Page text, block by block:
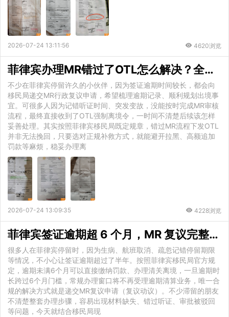
2026-07-24 13:11:56 4620浏览
菲律宾办理MR错过了OTL怎么解决？全套补救方案详解
不少在菲律宾停留许久的小伙伴，因为签证逾期时间较长，都会向
移民局递交MR行政复议申请，希望梳理逾期记录、顺利规划出境事
宜。可很多人因为记错听证时间、突发变故，没能按时完成MR审核
流程，最终直接收到了OTL强制离境令，一时间不清楚后续该怎样
妥善处理。其实按照菲律宾移民局既定规章，错过MR流程下发OTL
并非无法挽回，只要选对正规补救方式，就能避开拉黑、高额追加
罚款等麻烦，稳妥办理离
2026-07-24 13:09:35 4228浏览
菲律宾签证逾期超 6 个月，MR 复议完整流程与实操注意事项
很多人在菲律宾停留时，因为生病、航班取消、疏忽记错停留期限
等情况，不小心让签证逾期超过了半年。按照菲律宾移民局官方规
定，逾期未满6个月可以直接缴纳罚款、办理清关离境，一旦逾期时
长跨过6个月门槛，常规办理窗口将不再受理逾期清算业务，唯一合
规的解决方式就是递交MR复议申请（复议动议）。不少滞留的朋友
不清楚整套办理步骤，容易出现材料缺失、错过听证、审批被驳回
等问题，今天就结合移民局现